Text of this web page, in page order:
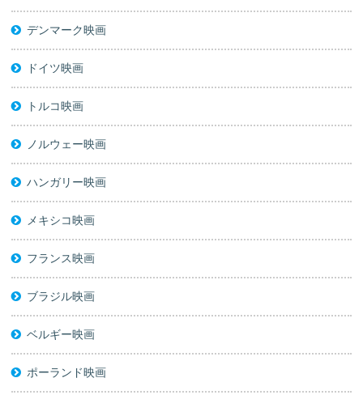
デンマーク映画
ドイツ映画
トルコ映画
ノルウェー映画
ハンガリー映画
メキシコ映画
フランス映画
ブラジル映画
ベルギー映画
ポーランド映画